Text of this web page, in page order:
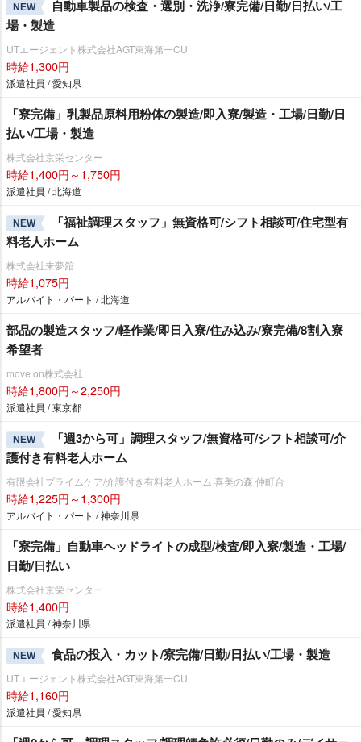
NEW
自動車製品の検査・選別・洗浄/寮完備/日勤/日払い/工
場・製造
UTエージェント株式会社AGT東海第一CU
時給1,300円
派遣社員 / 愛知県
「寮完備」乳製品原料用粉体の製造/即入寮/製造・工場/日勤/日
払い/工場・製造
株式会社京栄センター
時給1,400円～1,750円
派遣社員 / 北海道
NEW
「福祉調理スタッフ」無資格可/シフト相談可/住宅型有
料老人ホーム
株式会社来夢舘
時給1,075円
アルバイト・パート / 北海道
部品の製造スタッフ/軽作業/即日入寮/住み込み/寮完備/8割入寮
希望者
move on株式会社
時給1,800円～2,250円
派遣社員 / 東京都
NEW
「週3から可」調理スタッフ/無資格可/シフト相談可/介
護付き有料老人ホーム
有限会社プライムケア/介護付き有料老人ホーム 喜美の森 仲町台
時給1,225円～1,300円
アルバイト・パート / 神奈川県
「寮完備」自動車ヘッドライトの成型/検査/即入寮/製造・工場/
日勤/日払い
株式会社京栄センター
時給1,400円
派遣社員 / 神奈川県
NEW 食品の投入・カット/寮完備/日勤/日払い/工場・製造
UTエージェント株式会社AGT東海第一CU
時給1,160円
派遣社員 / 愛知県